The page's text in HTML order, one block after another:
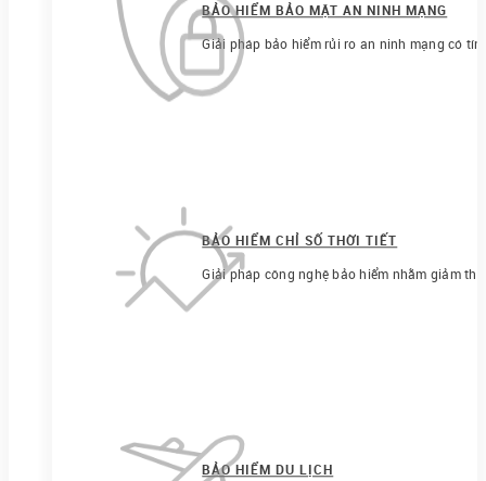
BẢO HIỂM BẢO MẬT AN NINH MẠNG
Giải pháp bảo hiểm rủi ro an ninh mạng có
BẢO HIỂM CHỈ SỐ THỜI TIẾT
Giải pháp công nghệ bảo hiểm nhằm giảm
BẢO HIỂM DU LỊCH